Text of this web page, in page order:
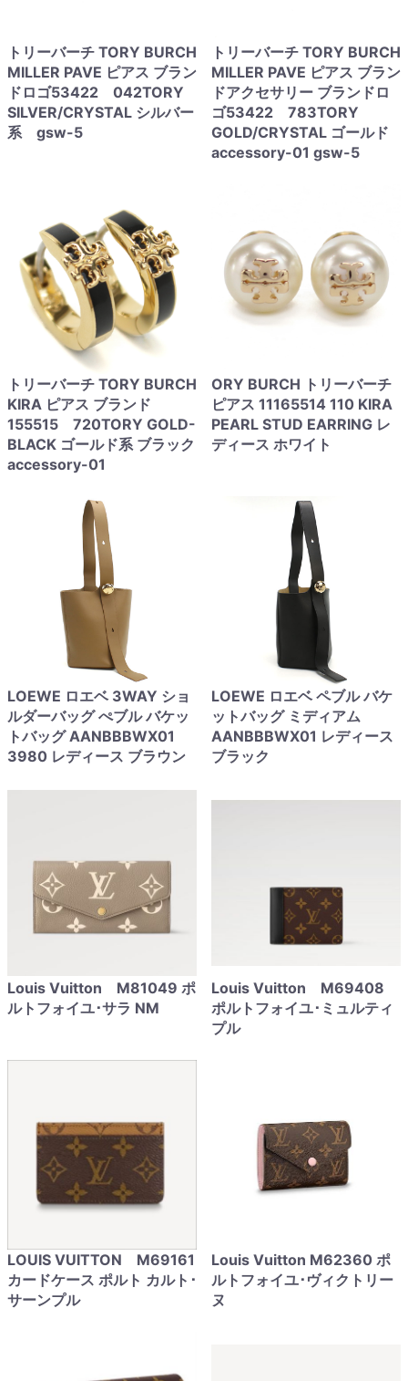
トリーバーチ TORY BURCH
MILLER PAVE ピアス ブラン
ドロゴ53422 042TORY
SILVER/CRYSTAL シルバー
系 gsw-5
トリーバーチ TORY BURCH
MILLER PAVE ピアス ブラン
ドアクセサリー ブランドロ
ゴ53422 783TORY
GOLD/CRYSTAL ゴールド
accessory-01 gsw-5
トリーバーチ TORY BURCH
KIRA ピアス ブランド
155515 720TORY GOLD-
BLACK ゴールド系 ブラック
accessory-01
ORY BURCH トリーバーチ
ピアス 11165514 110 KIRA
PEARL STUD EARRING レ
ディース ホワイト
LOEWE ロエベ 3WAY ショ
ルダーバッグ ぺブル バケッ
トバッグ AANBBBWX01
3980 レディース ブラウン
LOEWE ロエベ ペブル バケ
ットバッグ ミディアム
AANBBBWX01 レディース
ブラック
Louis Vuitton M81049 ポ
ルトフォイユ･サラ NM
Louis Vuitton M69408
ポルトフォイユ･ミュルティ
プル
LOUIS VUITTON M69161
カードケース ポルト カルト･
サーンプル
Louis Vuitton M62360 ポ
ルトフォイユ･ヴィクトリー
ヌ